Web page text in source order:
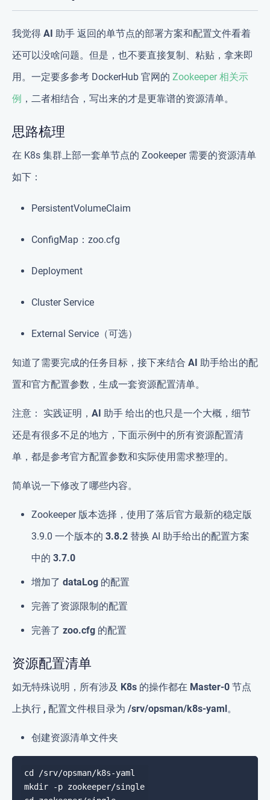
我觉得 AI 助手 返回的单节点的部署方案和配置文件看着
还可以没啥问题。但是，也不要直接复制、粘贴，拿来即
用。一定要多参考 DockerHub 官网的 Zookeeper 相关示
例 ，二者相结合，写出来的才是更靠谱的资源清单。
思路梳理
在 K8s 集群上部一套单节点的 Zookeeper 需要的资源清单
如下：
PersistentVolumeClaim
ConfigMap：zoo.cfg
Deployment
Cluster Service
External Service（可选）
知道了需要完成的任务目标，接下来结合 AI 助手给出的配
置和官方配置参数，生成一套资源配置清单。
注意： 实践证明， AI 助手 给出的也只是一个大概，细节
还是有很多不足的地方，下面示例中的所有资源配置清
单，都是参考官方配置参数和实际使用需求整理的。
简单说一下修改了哪些内容。
Zookeeper 版本选择，使用了落后官方最新的稳定版
3.9.0 一个版本的 3.8.2 替换 AI 助手给出的配置方案
中的 3.7.0
增加了 dataLog 的配置
完善了资源限制的配置
完善了 zoo.cfg 的配置
资源配置清单
如无特殊说明，所有涉及 K8s 的操作都在 Master-0 节点
上执行 , 配置文件根目录为 /srv/opsman/k8s-yaml。
创建资源清单文件夹